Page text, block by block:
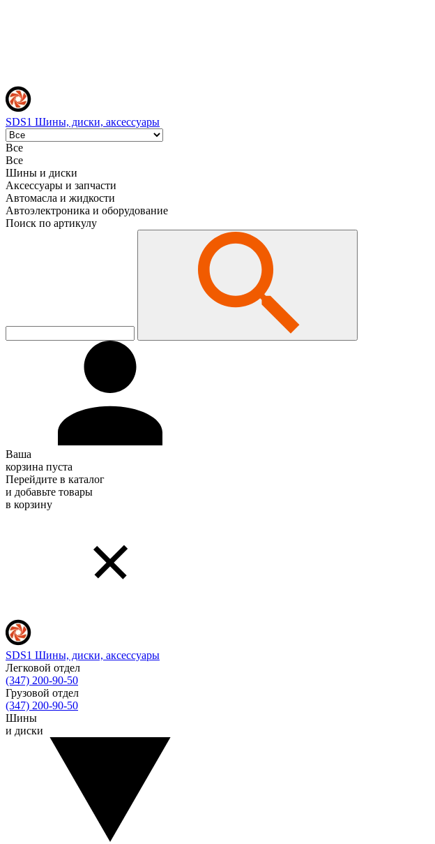
SDS1 Шины, диски, аксессуары
Все
Все
Шины и диски
Аксессуары и запчасти
Автомасла и жидкости
Автоэлектроника и оборудование
Поиск по артикулу
Ваша
корзина пуста
Перейдите в каталог
и добавьте товары
в корзину
SDS1 Шины, диски, аксессуары
Легковой отдел
(347) 200-90-50
Грузовой отдел
(347) 200-90-50
Шины
и диски